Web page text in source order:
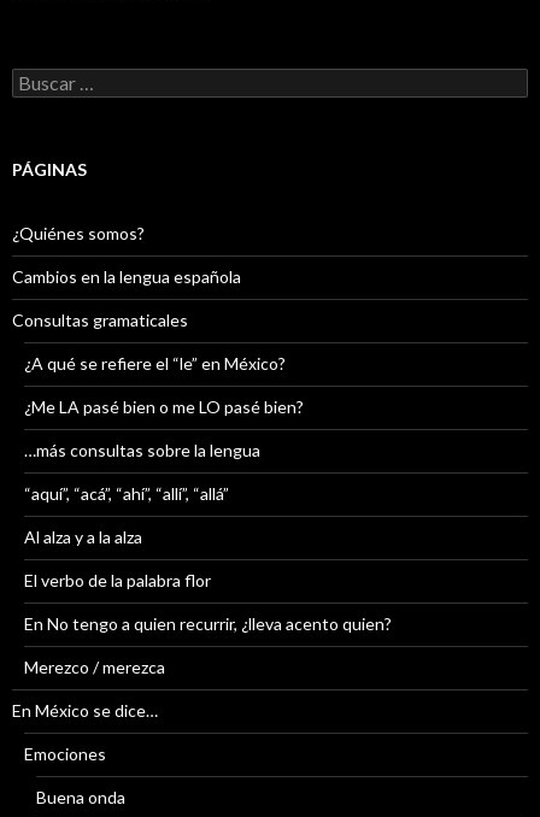
Buscar:
PÁGINAS
¿Quiénes somos?
Cambios en la lengua española
Consultas gramaticales
¿A qué se refiere el “le” en México?
¿Me LA pasé bien o me LO pasé bien?
…más consultas sobre la lengua
“aquí”, “acá”, “ahí”, “allí”, “allá”
Al alza y a la alza
El verbo de la palabra flor
En No tengo a quien recurrir, ¿lleva acento quien?
Merezco / merezca
En México se dice…
Emociones
Buena onda